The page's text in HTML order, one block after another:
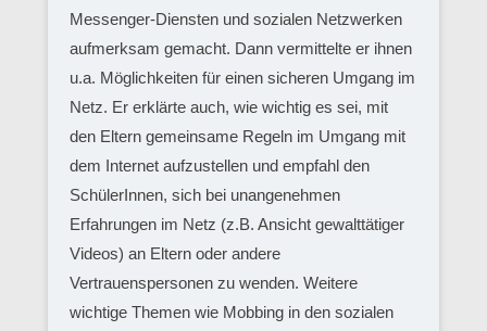
Messenger-Diensten und sozialen Netzwerken
aufmerksam gemacht. Dann vermittelte er ihnen
u.a. Möglichkeiten für einen sicheren Umgang im
Netz. Er erklärte auch, wie wichtig es sei, mit
den Eltern gemeinsame Regeln im Umgang mit
dem Internet aufzustellen und empfahl den
SchülerInnen, sich bei unangenehmen
Erfahrungen im Netz (z.B. Ansicht gewalttätiger
Videos) an Eltern oder andere
Vertrauenspersonen zu wenden. Weitere
wichtige Themen wie Mobbing in den sozialen